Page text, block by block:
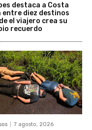
destaca a Costa
entre diez destinos
el viajero crea su
recuerdo
7 agosto, 2026